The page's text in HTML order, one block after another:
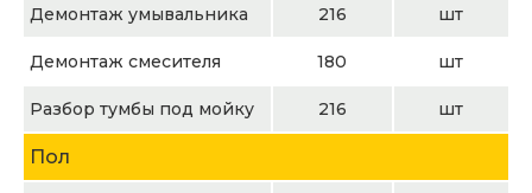
Демонтаж умывальника 216 шт
Демонтаж смесителя 180 шт
Разбор тумбы под мойку 216 шт
Пол